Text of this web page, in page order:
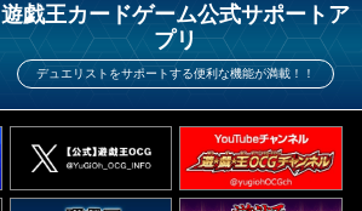
遊戯王カードゲーム公式サポートア
プリ
デュエリストをサポートする便利な機能が満載！！